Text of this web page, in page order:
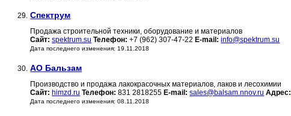
29. Спектрум
Продажа строительной техники, оборудование и материалов
Сайт: spektrum.su Телефон: +7 (962) 307-47-22 E-mail: info@spektrum.su
Дата последнего изменения: 19.11.2018
30. АО Бальзам
Производство и продажа лакокрасочных материалов, лаков и лесохимии
Сайт: himzd.ru Телефон: 831 2818255 E-mail: sales@balsam.nnov.ru Адрес:
Дата последнего изменения: 08.11.2018